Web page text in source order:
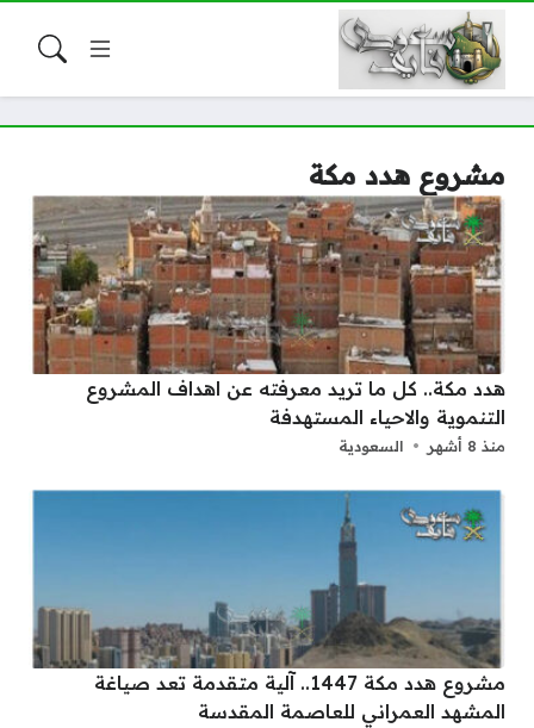
مشروع هدد مكة
هدد مكة.. كل ما تريد معرفته عن اهداف المشروع
التنموية والاحياء المستهدفة
منذ 8 أشهر السعودية
مشروع هدد مكة 1447.. آلية متقدمة تعد صياغة
المشهد العمراني للعاصمة المقدسة